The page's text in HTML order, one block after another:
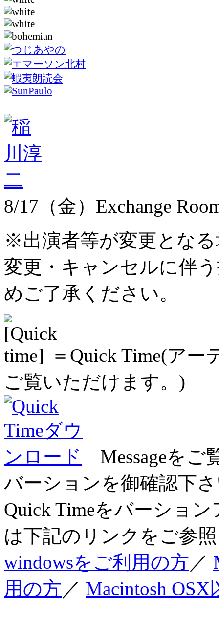
8/17（金）Exchange
※出演者等が変更とな
変更・キャンセルに伴
めご了承ください。
＝Quick Time(ア
ご覧いただけます。)
Messageをご
バーションを御確認下
Quick Timeをバーショ
は下記のリンクをご参
windowsをご利用の方／
用の方／ Macintosh